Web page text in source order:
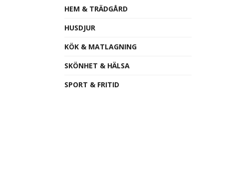
HEM & TRÄDGÅRD
HUSDJUR
KÖK & MATLAGNING
SKÖNHET & HÄLSA
SPORT & FRITID